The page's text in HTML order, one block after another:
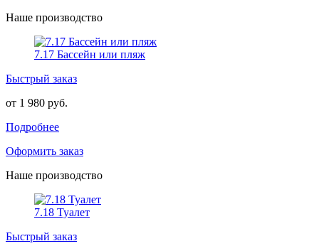
Наше производство
7.17 Бассейн или пляж
Быстрый заказ
от 1 980 руб.
Подробнее
Оформить заказ
Наше производство
7.18 Туалет
Быстрый заказ